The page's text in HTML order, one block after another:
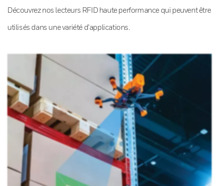
Découvrez nos lecteurs RFID haute performance qui peuvent être
utilisés dans une variété d’applications.